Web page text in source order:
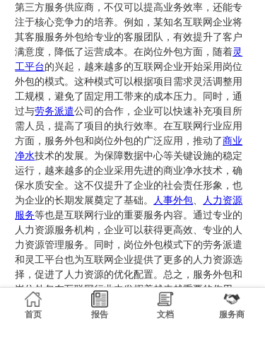
第三方服务供应商，不仅可以提高业务效率，还能专
注于核心竞争力的培养。例如，某知名互联网企业将
其客服服务外包给专业的客服团队，有效提升了客户
满意度，降低了运营成本。在岗位外包方面，随着灵
工平台的兴起，越来越多的互联网企业开始采用岗位
外包的模式。这种模式可以根据项目需求灵活调整用
工规模，避免了固定用工带来的成本压力。同时，通
过与劳务派遣公司的合作，企业可以快速补充项目所
需人员，提高了项目的执行效率。在互联网行业应用
方面，服务外包和岗位外包的广泛应用，推动了商业
净水技术的发展。为保障数据中心等关键设施的稳定
运行，越来越多的企业采用先进的商业净水技术，确
保水质安全。这不仅提升了企业的社会责任形象，也
为企业的长期发展奠定了基础。
人事外包
人力资源
服务等也是互联网行业的重要服务内容。通过专业的
人力资源服务机构，企业可以获得更高效、专业的人
力资源管理服务。同时，岗位外包模式下的劳务派遣
和灵工平台也为互联网企业提供了更多的人力资源选
择，促进了人力资源的优化配置。总之，服务外包和
岗位外包在互联网行业中发挥着越来越重要的作用。
未来，随着技术的不断进步和市场的发展，服务外包
和岗位外包将进一步推动互联网行业的创新和发展。
首页 报告 文档 服务商